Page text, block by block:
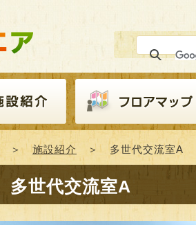
＞ 施設紹介 ＞ 多世代交流室A
多世代交流室A